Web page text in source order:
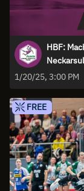
HBF:
1/20/25, 3:00 PM
FREE